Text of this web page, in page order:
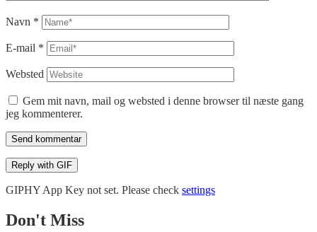
Navn *
E-mail *
Websted
Gem mit navn, mail og websted i denne browser til næste gang
jeg kommenterer.
Send kommentar
Reply with GIF
GIPHY App Key not set. Please check settings
Don't Miss